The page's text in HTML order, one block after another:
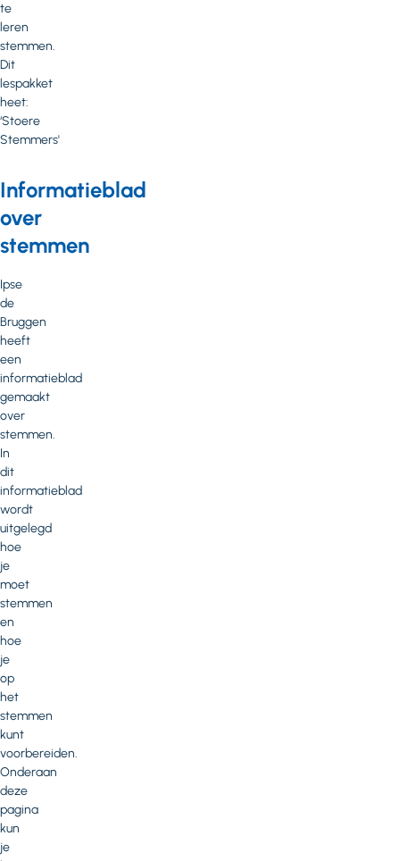
te
leren
stemmen.
Dit
lespakket
heet:
‘Stoere
Stemmers'
Informatieblad
over
stemmen
Ipse
de
Bruggen
heeft
een
informatieblad
gemaakt
over
stemmen.
In
dit
informatieblad
wordt
uitgelegd
hoe
je
moet
stemmen
en
hoe
je
op
het
stemmen
kunt
voorbereiden.
Onderaan
deze
pagina
kun
je